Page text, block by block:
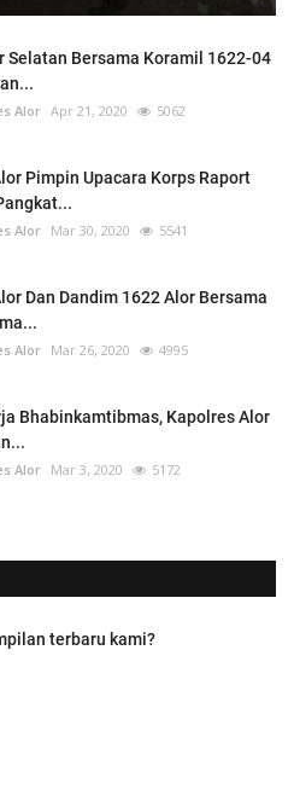
Selatan Bersama Koramil 1622-04
Alor Apr 21, 2020 5062
Pimpin Upacara Korps Raport
Alor Mar 30, 2020 5541
Dan Dandim 1622 Alor Bersama
Alor Mar 26, 2020 4995
Bhabinkamtibmas, Kapolres Alor
Alor Mar 3, 2020 5172
terbaru kami?